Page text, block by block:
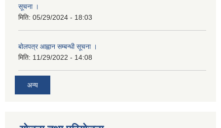
सूचना ।
मिति: 05/29/2024 - 18:03
बोलपत्र आह्वान सम्बन्धी सूचना ।
मिति: 11/29/2022 - 14:08
अन्य